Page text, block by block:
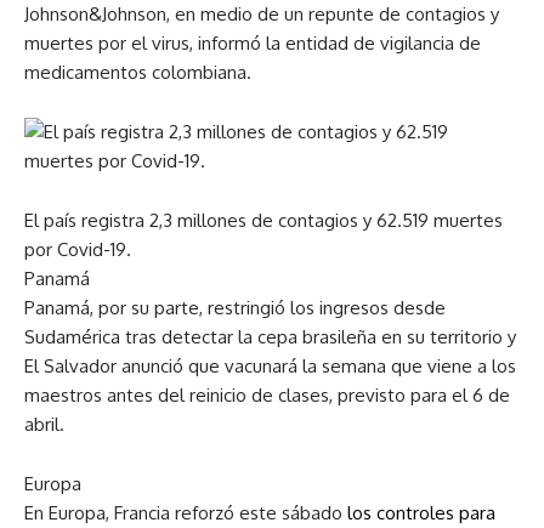
Johnson&Johnson, en medio de un repunte de contagios y
muertes por el virus, informó la entidad de vigilancia de
medicamentos colombiana.
El país registra 2,3 millones de contagios y 62.519 muertes
por Covid-19.
Panamá
Panamá, por su parte, restringió los ingresos desde
Sudamérica tras detectar la cepa brasileña en su territorio y
El Salvador anunció que vacunará la semana que viene a los
maestros antes del reinicio de clases, previsto para el 6 de
abril.
Europa
En Europa, Francia reforzó este sábado los controles para